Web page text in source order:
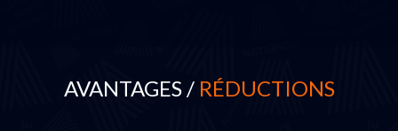
AVANTAGES / RÉDUCTIONS